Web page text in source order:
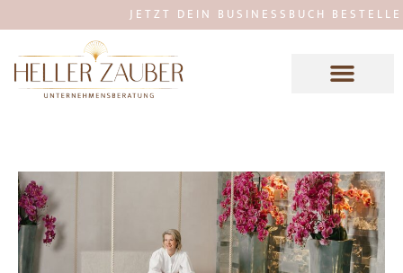
JETZT DEIN BUSINESSBUCH